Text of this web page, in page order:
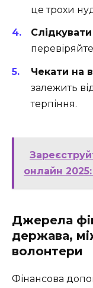
це трохи
Чекати на
залежить
терпіння.
онлайн
Джерела
держава,
волонтери
Фінансова